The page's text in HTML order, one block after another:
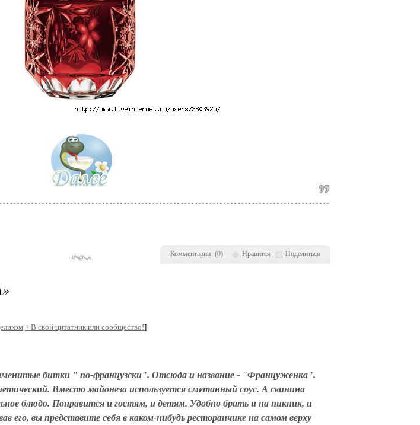
Комментарии (0) Нравится Поделиться
+ В свой цитатник или сообщество!]
битки " по-французски". Отсюда и название - "Француженка".
Вместо майонеза используется сметанный соус. А свинина
блюдо. Понравится и гостям, и детям. Удобно брать и на пикник, и
его, вы представите себя в каком-нибудь ресторанчике на самом верху